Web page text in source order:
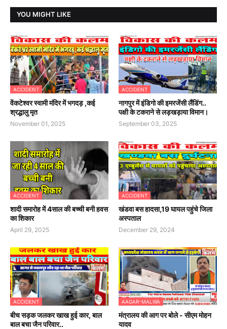
YOU MIGHT LIKE
ACCIDENT
वेंकटेश्वर स्वामी मंदिर में भगदड़ ,कई
श्रद्धालु मृत
November 01, 2025
ACCIDENT
नागपुर में इंडिगो की इमरजेंसी लैंडिंग..
पक्षी के टकराने से लड़खड़ाया विमान।
September 03, 2025
ACCIDENT
शादी समारोह में 4साल की बच्ची बनी हवस
का शिकार
April 29, 2025
ACCIDENT
खंडवा बस हादसा,19 घायल पहुंचे जिला
अस्पताल
December 29, 2024
ACCIDENT
बीच सड़क जलकर खाख हुई कार, बाल
बाल बचा जैन परिवार..
AAGAR-MALWA
मंत्रालय की आग पर बोले - सीएम मोहन
यादव